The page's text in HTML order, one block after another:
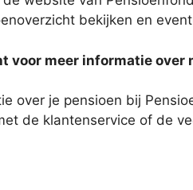
bekijken en
voor meer informatie over
over je pensioen bij
de klantenservice of de